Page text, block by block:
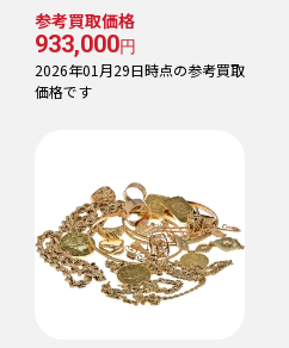
参考買取価格
933,000円
2026年01月29日時点の参考買取
価格です